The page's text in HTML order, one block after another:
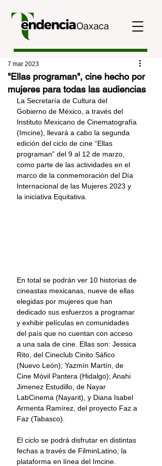
"Ellas programan", cine hecho por
mujeres para todas las audiencias
7 mar 2023
La Secretaría de Cultura del
Gobierno de México, a través del
Instituto Mexicano de Cinematografía
(Imcine), llevará a cabo la segunda
edición del ciclo de cine “Ellas
programan” del 9 al 12 de marzo,
como parte de las actividades en el
marco de la conmemoración del Día
Internacional de las Mujeres 2023 y
la iniciativa Equitativa.
En total se podrán ver 10 historias de
cineastas mexicanas, nueve de ellas
elegidas por mujeres que han
dedicado sus esfuerzos a programar
y exhibir películas en comunidades
del país que no cuentan con acceso
a una sala de cine. Ellas son: Jessica
Rito, del Cineclub Cinito Sáfico
(Nuevo León); Yazmín Martín, de
Cine Móvil Pantera (Hidalgo); Anahi
Jimenez Estudillo, de Nayar
LabCinema (Nayarit), y Diana Isabel
Armenta Ramírez, del proyecto Faz a
Faz (Tabasco).
El ciclo se podrá disfrutar en distintas
fechas a través de FilminLatino, la
plataforma en línea del Imcine.